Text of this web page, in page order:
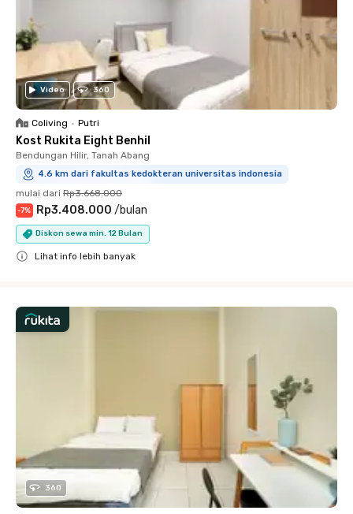
Video 360
Coliving • Putri
Kost Rukita Eight Benhil
Bendungan Hilir, Tanah Abang
4.6 km dari fakultas kedokteran universitas indonesia
mulai dari Rp3.668.000
-7% Rp3.408.000 /bulan
Diskon sewa min. 12 Bulan
Lihat info lebih banyak
360